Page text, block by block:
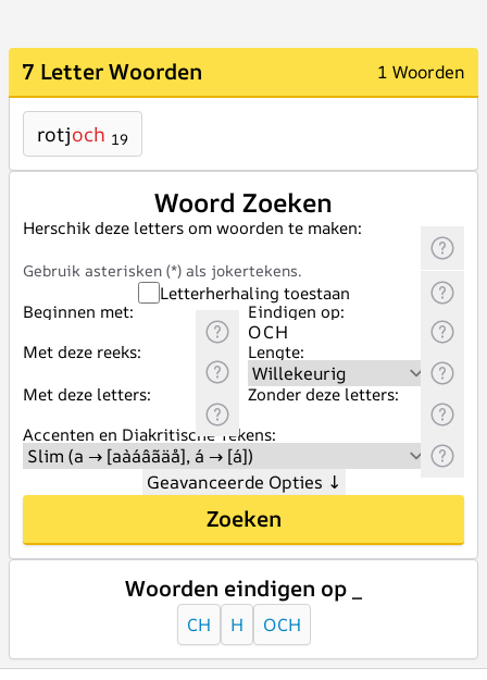
7 Letter Woorden 1 Woorden
rotjoch 19
Woord Zoeken
Herschik deze letters om woorden te maken:
Gebruik asterisken (*) als jokertekens.
Letterherhaling toestaan
Beginnen met:
Eindigen op:
Met deze reeks:
Lengte:
Met deze letters:
Zonder deze letters:
Accenten en Diakritische Tekens:
Geavanceerde Opties ↓
Zoeken
Woorden eindigen op _
CH H OCH